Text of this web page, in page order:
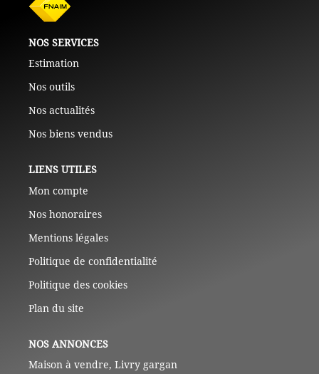
NOS SERVICES
Estimation
Nos outils
Nos actualités
Nos biens vendus
LIENS UTILES
Mon compte
Nos honoraires
Mentions légales
Politique de confidentialité
Politique des cookies
Plan du site
NOS ANNONCES
Maison à vendre, Livry gargan